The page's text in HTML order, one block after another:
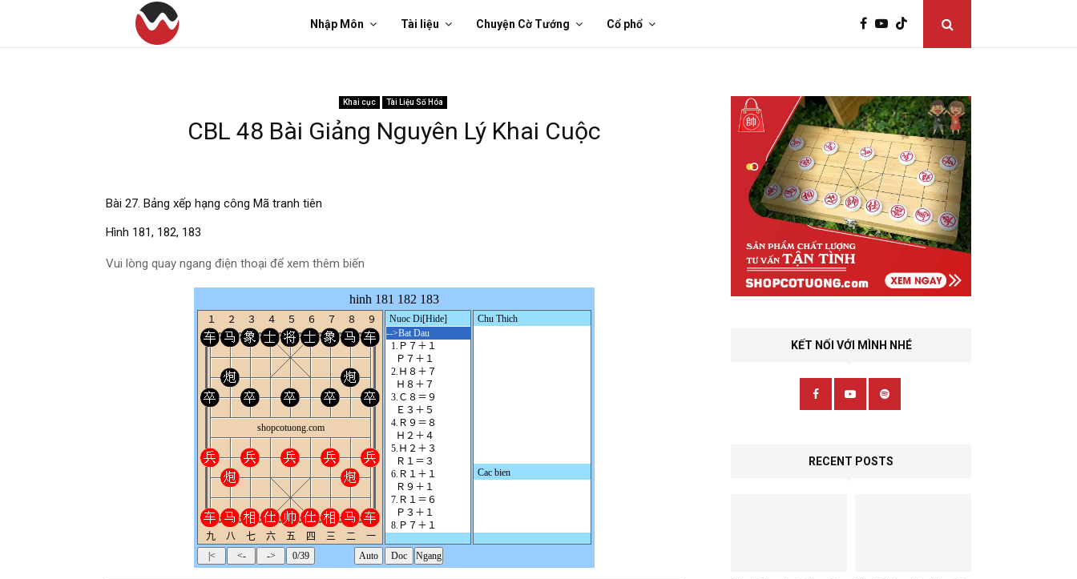
Nhập Môn Tài liệu Chuyện Cờ Tướng Cổ phổ
Khai cục Tài Liệu Số Hóa
CBL 48 Bài Giảng Nguyên Lý Khai Cuộc
Bài 27. Bảng xếp hạng công Mã tranh tiên
Hình 181, 182, 183
Vui lòng quay ngang điện thoại để xem thêm biến
KẾT NỐI VỚI MÌNH NHÉ
RECENT POSTS